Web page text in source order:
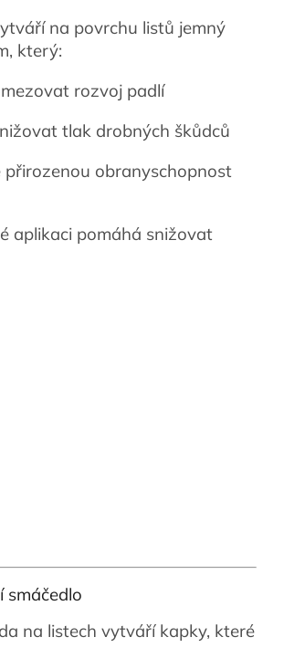
na povrchu listů jemný
který:
rozvoj padlí
tlak drobných škůdců
obranyschopnost
aplikaci pomáhá snižovat
smáčedlo
na listech vytváří kapky, které